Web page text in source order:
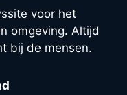
voor het
omgeving. Altijd
bij de mensen.